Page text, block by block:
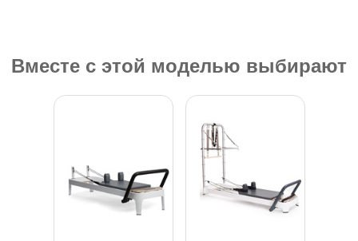
Вместе с этой моделью выбирают